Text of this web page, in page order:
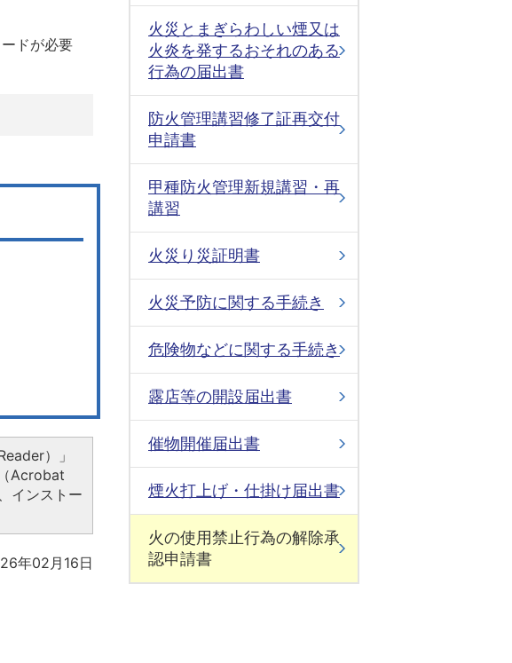
ドが必要
）」
Acrobat
インストー
年02月16日
火災とまぎらわしい煙又は
火炎を発するおそれのある
行為の届出書
防火管理講習修了証再交付
申請書
甲種防火管理新規講習・再
講習
火災り災証明書
火災予防に関する手続き
危険物などに関する手続き
露店等の開設届出書
催物開催届出書
煙火打上げ・仕掛け届出書
火の使用禁止行為の解除承
認申請書